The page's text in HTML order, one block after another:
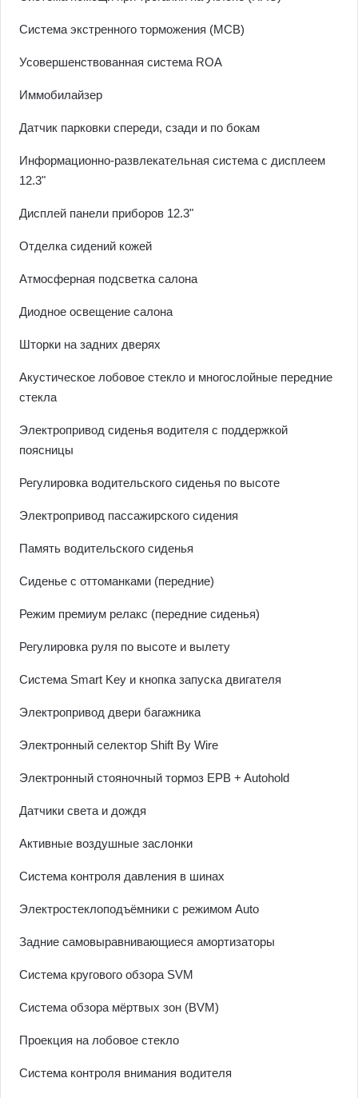
Система экстренного торможения (MCB)
Усовершенствованная система ROA
Иммобилайзер
Датчик парковки спереди, сзади и по бокам
Информационно-развлекательная система с дисплеем
12.3"
Дисплей панели приборов 12.3"
Отделка сидений кожей
Атмосферная подсветка салона
Диодное освещение салона
Шторки на задних дверях
Акустическое лобовое стекло и многослойные передние
стекла
Электропривод сиденья водителя с поддержкой
поясницы
Регулировка водительского сиденья по высоте
Электропривод пассажирского сидения
Память водительского сиденья
Сиденье с оттоманками (передние)
Режим премиум релакс (передние сиденья)
Регулировка руля по высоте и вылету
Система Smart Key и кнопка запуска двигателя
Электропривод двери багажника
Электронный селектор Shift By Wire
Электронный стояночный тормоз EPB + Autohold
Датчики света и дождя
Активные воздушные заслонки
Система контроля давления в шинах
Электростеклоподъёмники с режимом Auto
Задние самовыравнивающиеся амортизаторы
Система кругового обзора SVM
Система обзора мёртвых зон (BVM)
Проекция на лобовое стекло
Система контроля внимания водителя